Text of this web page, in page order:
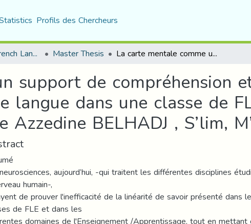
Profils des Chercheurs
Department of French Language and Literature Master Thesis La carte mentale comme un support de compréhension et de mémorisation des points de langue dans une classe de FLE. Cas des élèves de 1ére AM, collège Azzedine BELHADJ , S’lim, M’sila.
support de compréhension
langue dans une classe de
BELHADJ , S’lim,
aujourd’hui, -qui traitent les différentes disciplines
humain-,
de prouver l'inefficacité de la linéarité de savoir présenté dans
de FLE et dans les